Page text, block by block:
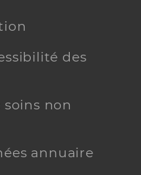
des
soins non
annuaire